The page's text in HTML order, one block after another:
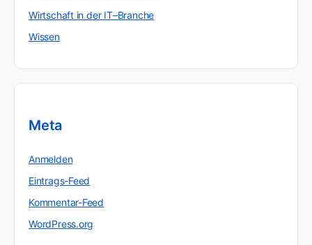
Wirtschaft in der IT–Branche
Wissen
Meta
Anmelden
Eintrags-Feed
Kommentar-Feed
WordPress.org